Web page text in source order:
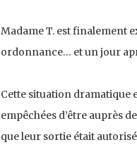
Madame T. est finalement
ordonnance… et un jour
Cette situation dramatique
empêchées d’être auprès
que leur sortie était